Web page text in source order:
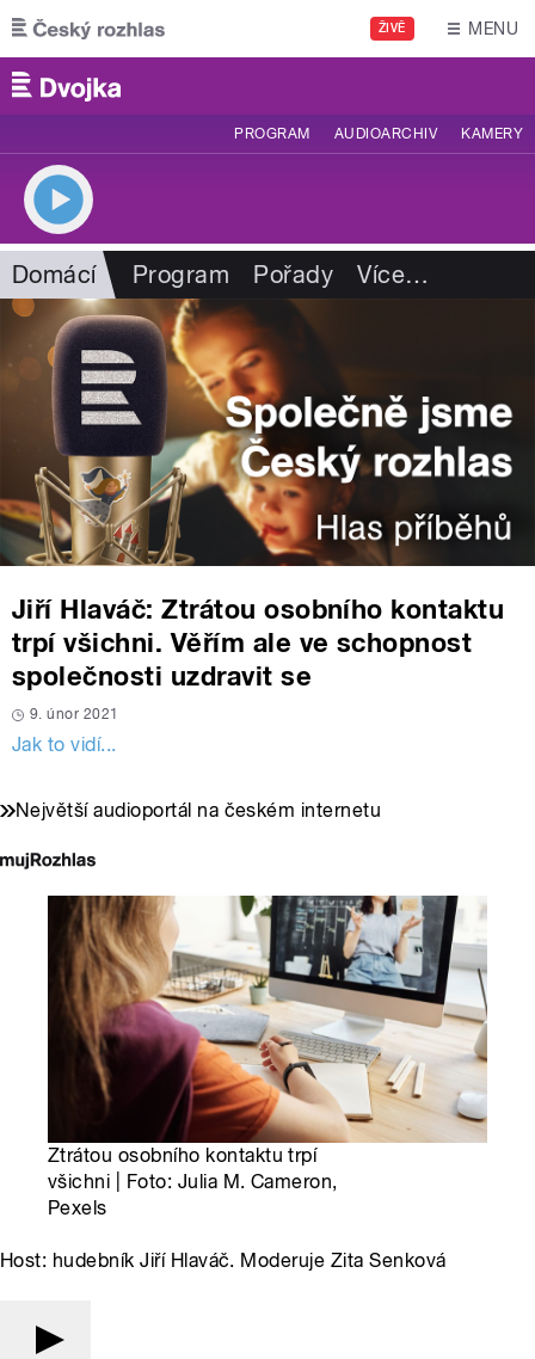
Přejít k hlavnímu obsahu
ŽIVĚ MENU
PROGRAM AUDIOARCHIV KAMERY
Domácí Program Pořady Více…
Jiří Hlaváč: Ztrátou osobního kontaktu
trpí všichni. Věřím ale ve schopnost
společnosti uzdravit se
9. únor 2021
Jak to vidí...
Největší audioportál na českém internetu
Ztrátou osobního kontaktu trpí
všichni | Foto: Julia M. Cameron,
Pexels
Host: hudebník Jiří Hlaváč. Moderuje Zita Senková